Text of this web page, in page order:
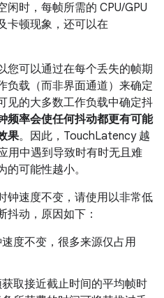
时，每帧所需的 CPU/GPU
卡顿现象，还可以在
您可以通过在每个丢失的帧期
负载（而非界面通道）来确定
见的大多数工作负载中确定抖
频率会使任何抖动都更有可能
果。因此，TouchLatency 越
用中遇到导致时有时无且难
可能性越小。
钟速度不变，请使用以非常低
抖动，原因如下：
度不变，很多来源仅占用
取接近截止时间的平均帧时